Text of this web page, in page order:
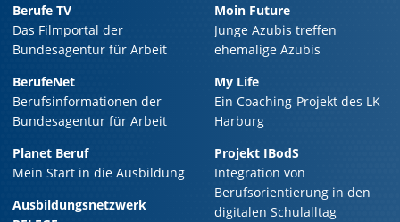
Berufe TV
Das Filmportal der
Bundesagentur für Arbeit
BerufeNet
Berufsinformationen der
Bundesagentur für Arbeit
Planet Beruf
Mein Start in die Ausbildung
Ausbildungsnetzwerk
Moin Future
Junge Azubis treffen
ehemalige Azubis
My Life
Ein Coaching-Projekt des LK
Harburg
Projekt IBodS
Integration von
Berufsorientierung in den
digitalen Schulalltag